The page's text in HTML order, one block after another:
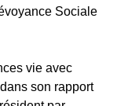
Sociale
vie avec
son rapport